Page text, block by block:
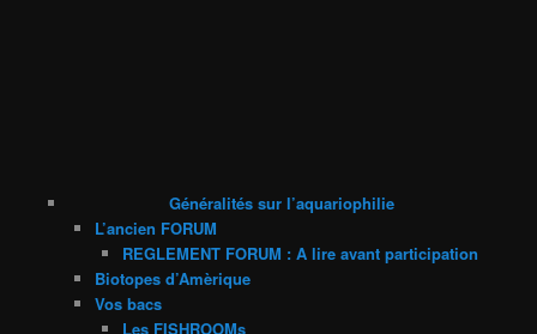
Généralités sur l’aquariophilie
L’ancien FORUM
REGLEMENT FORUM : A lire avant participation
Biotopes d’Amèrique
Vos bacs
Les FISHROOMs